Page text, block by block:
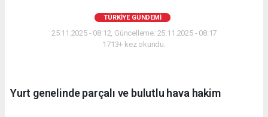
TÜRKİYE GÜNDEMİ
25.11.2025 - 08:12, Güncelleme: 25.11.2025 - 08:17
1713+ kez okundu.
Yurt genelinde parçalı ve bulutlu hava hakim